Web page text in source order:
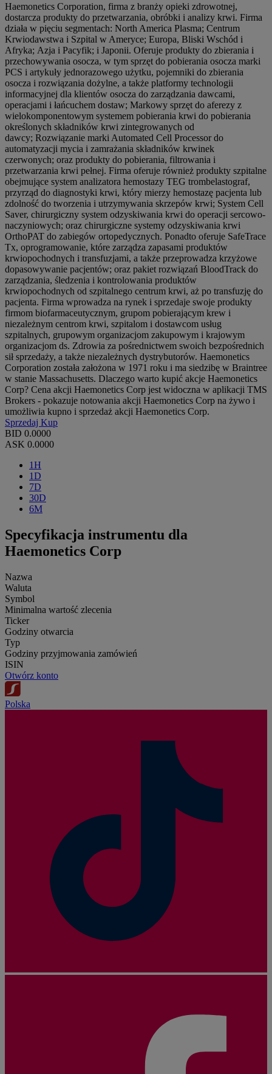
Haemonetics Corporation, firma z branży opieki zdrowotnej,
dostarcza produkty do przetwarzania, obróbki i analizy krwi. Firma
działa w pięciu segmentach: North America Plasma; Centrum
Krwiodawstwa i Szpital w Ameryce; Europa, Bliski Wschód i
Afryka; Azja i Pacyfik; i Japonii. Oferuje produkty do zbierania i
przechowywania osocza, w tym sprzęt do pobierania osocza marki
PCS i artykuły jednorazowego użytku, pojemniki do zbierania
osocza i rozwiązania dożylne, a także platformy technologii
informacyjnej dla klientów osocza do zarządzania dawcami,
operacjami i łańcuchem dostaw; Markowy sprzęt do aferezy z
wielokomponentowym systemem pobierania krwi do pobierania
określonych składników krwi zintegrowanych od
dawcy; Rozwiązanie marki Automated Cell Processor do
automatyzacji mycia i zamrażania składników krwinek
czerwonych; oraz produkty do pobierania, filtrowania i
przetwarzania krwi pełnej. Firma oferuje również produkty szpitalne
obejmujące system analizatora hemostazy TEG trombelastograf,
przyrząd do diagnostyki krwi, który mierzy hemostazę pacjenta lub
zdolność do tworzenia i utrzymywania skrzepów krwi; System Cell
Saver, chirurgiczny system odzyskiwania krwi do operacji sercowo-
naczyniowych; oraz chirurgiczne systemy odzyskiwania krwi
OrthoPAT do zabiegów ortopedycznych. Ponadto oferuje SafeTrace
Tx, oprogramowanie, które zarządza zapasami produktów
krwiopochodnych i transfuzjami, a także przeprowadza krzyżowe
dopasowywanie pacjentów; oraz pakiet rozwiązań BloodTrack do
zarządzania, śledzenia i kontrolowania produktów
krwiopochodnych od szpitalnego centrum krwi, aż po transfuzję do
pacjenta. Firma wprowadza na rynek i sprzedaje swoje produkty
firmom biofarmaceutycznym, grupom pobierającym krew i
niezależnym centrom krwi, szpitalom i dostawcom usług
szpitalnych, grupowym organizacjom zakupowym i krajowym
organizacjom ds. Zdrowia za pośrednictwem swoich bezpośrednich
sił sprzedaży, a także niezależnych dystrybutorów. Haemonetics
Corporation została założona w 1971 roku i ma siedzibę w Braintree
w stanie Massachusetts. Dlaczego warto kupić akcje Haemonetics
Corp? Cena akcji Haemonetics Corp jest widoczna w aplikacji TMS
Brokers - pokazuje notowania akcji Haemonetics Corp na żywo i
umożliwia kupno i sprzedaż akcji Haemonetics Corp.
Sprzedaj Kup
BID 0.0000
ASK 0.0000
1H
1D
7D
30D
6M
Specyfikacja instrumentu dla
Haemonetics Corp
Nazwa
Waluta
Symbol
Minimalna wartość zlecenia
Ticker
Godziny otwarcia
Typ
Godziny przyjmowania zamówień
ISIN
Otwórz konto
Polska